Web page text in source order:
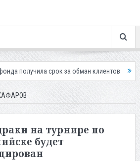
срок за обман клиентов Жителей
на турнире по
будет